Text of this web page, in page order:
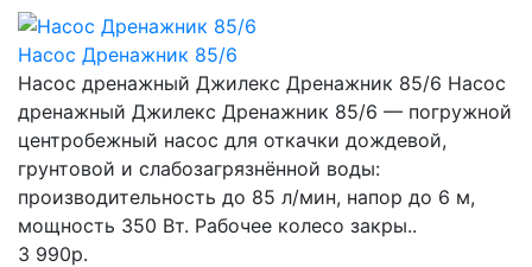
Насос Дренажник 85/6
Насос дренажный Джилекс Дренажник 85/6 Насос
дренажный Джилекс Дренажник 85/6 — погружной
центробежный насос для откачки дождевой,
грунтовой и слабозагрязнённой воды:
производительность до 85 л/мин, напор до 6 м,
мощность 350 Вт. Рабочее колесо закры..
3 990р.